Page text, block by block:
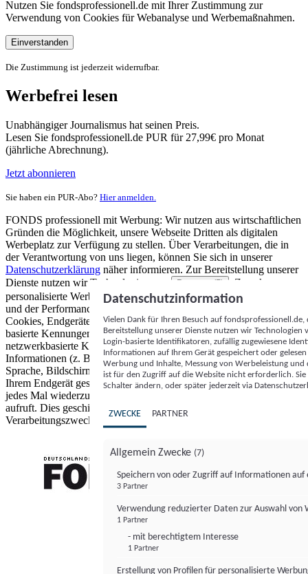
Nutzen Sie fondsprofessionell.de mit Ihrer Zustimmung zur
Verwendung von Cookies für Webanalyse und Werbemaßnahmen.
Einverstanden
Die Zustimmung ist jederzeit widerrufbar.
Werbefrei lesen
Unabhängiger Journalismus hat seinen Preis.
Lesen Sie fondsprofessionell.de PUR für 27,99€ pro Monat
(jährliche Abrechnung).
Jetzt abonnieren
Sie haben ein PUR-Abo? Hier anmelden.
FONDS professionell mit Werbung: Wir nutzen aus wirtschaftlichen
Gründen die Möglichkeit, unsere Webseite Dritten als digitalen
Werbeplatz zur Verfügung zu stellen. Über Verarbeitungen, die in
der Verantwortung von uns liegen, können Sie sich in unserer
Datenschutzerklärung näher informieren. Zur Bereitstellung unserer
Dienste nutzen wir Technologien von
Partnern (5)
. Zwecke:
personalisierte Werbung und Inhalte, Messung von Werbeleistung
und der Performance von Inhalten sowie Zielgruppenforschung.
Cookies, Endgeräte- oder ähnliche Online-Kennungen (z. B. login-
basierte Kennungen, zufällig generierte Kennungen,
netzwerkbasierte Kennungen) können zusammen mit anderen
Informationen (z. B. Browsertyp und Browserinformationen,
Sprache, Bildschirmgröße, unterstützte Technologien usw.) auf
Ihrem Endgerät gespeichert oder von dort ausgelesen werden, um es
jedes Mal wiederzuerkennen, wenn es eine App oder einer Webseite
aufruft. Dies geschieht für einen oder mehrere der hier aufgeführten
Verarbeitungszwecke.
Datenschutzinformation
Vielen Dank für Ihren Besuch auf
Bereitstellung unserer Dienste nutzen wir Technologien
Login-basierte Identifikatoren, zufällig zugewiesene
Informationen auf Ihrem Gerät gespeichert oder
Werbung und Inhalte, Messung von Werbeleistung
ist für den Zugriff auf die Website nicht erforderlich.
Schalter ändern, oder später jederzeit via
ZWECKE PARTNER
Allgemein Zwecke (7)
Speichern von oder Zugriff auf Informationen auf
3 Partner
Verwendung reduzierter Daten zur Auswahl von
1 Partner
- mit berechtigtem Interesse
1 Partner
Erstellung von Profilen für personalisierte
FONDS professionell